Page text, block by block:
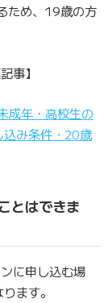
ため、19歳の方
事】
成年・高校生の
込み条件・20歳
とはできま
に申し込む場
ます。